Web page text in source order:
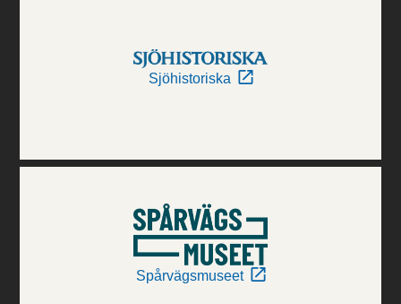
Sjöhistoriska
Spårvägsmuseet